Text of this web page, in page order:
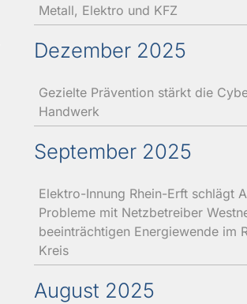
Metall, Elektro und KFZ
Dezember 2025
Gezielte Prävention stärkt die
Handwerk
September 2025
Elektro-Innung Rhein-Erft schlägt
Probleme mit Netzbetreiber
beeinträchtigen Energiewende im
Kreis
August 2025